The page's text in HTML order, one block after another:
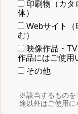
印刷物（カタ
体）
Webサイト（
む）
映像作品・
作品にはご使用
その他
※該当するものを
途以外はご使用に